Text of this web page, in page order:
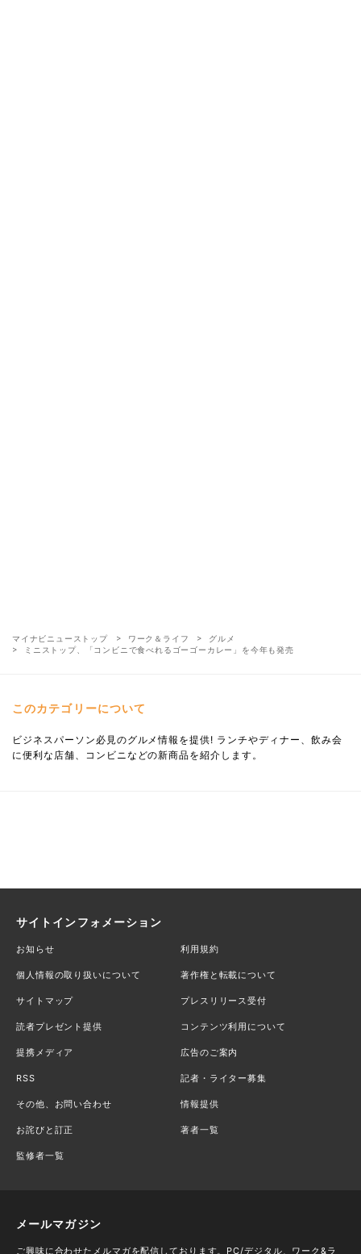
マイナビニューストップ ワーク＆ライフ
グルメ
ミニストップ、「コンビニで食べれるゴーゴーカレー」を今年も発売
このカテゴリーについて
ビジネスパーソン必見のグルメ情報を提供! ランチやディナー、飲み会
に便利な店舗、コンビニなどの新商品を紹介します。
サイトインフォメーション
お知らせ 利用規約
個人情報の取り扱いについて 著作権と転載について
サイトマップ プレスリリース受付
読者プレゼント提供 コンテンツ利用について
提携メディア 広告のご案内
RSS 記者・ライター募集
その他、お問い合わせ 情報提供
お詫びと訂正 著者一覧
監修者一覧
メールマガジン
ご興味に合わせたメルマガを配信しております。PC/デジタル、ワーク&ラ